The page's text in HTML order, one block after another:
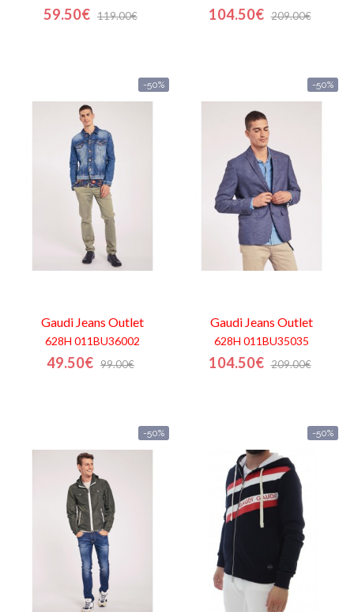
59.50€ 119.00€ 104.50€ 209.00€
-50%
Gaudi Jeans Outlet
628H 011BU36002
49.50€ 99.00€
-50%
Gaudi Jeans Outlet
628H 011BU35035
104.50€ 209.00€
-50% -50%